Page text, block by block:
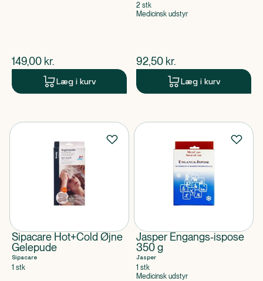
$nuværende pris
149,00 kr.
Læg i kurv
2 stk
Medicinsk udstyr
$nuværende pris
92,50 kr.
Læg i kurv
Sipacare Hot+Cold Øjne
Gelepude
Sipacare
1 stk
Jasper Engangs-ispose
350 g
Jasper
1 stk
Medicinsk udstyr